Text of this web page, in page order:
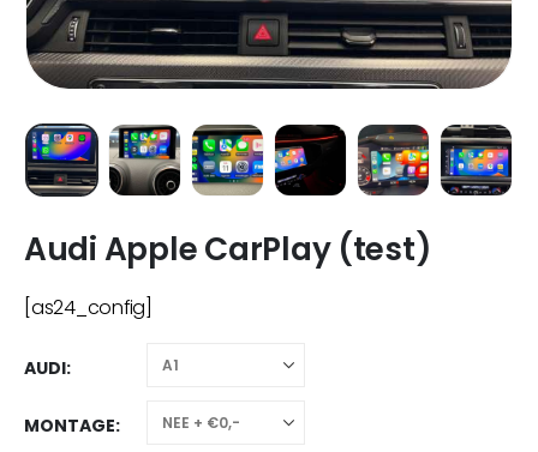
Audi Apple CarPlay (test)
[as24_config]
AUDI
MONTAGE